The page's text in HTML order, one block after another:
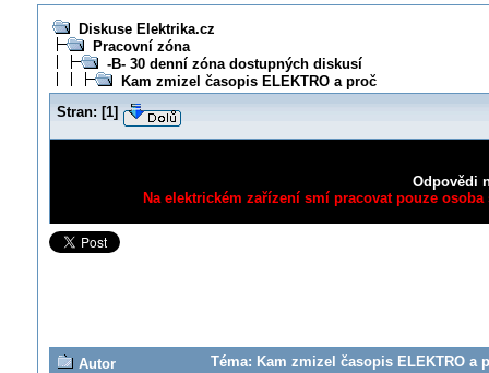
Diskuse Elektrika.cz
Pracovní zóna
-B- 30 denní zóna dostupných diskusí
Kam zmizel časopis ELEKTRO a proč
Stran: [1]
Odpovědi
Na elektrickém zařízení smí pracovat pouze
Autor
Téma: Kam zmizel časopis ELEKTRO a